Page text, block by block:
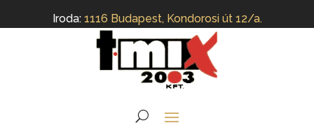
Iroda: 1116 Budapest, Kondorosi út 12/a.